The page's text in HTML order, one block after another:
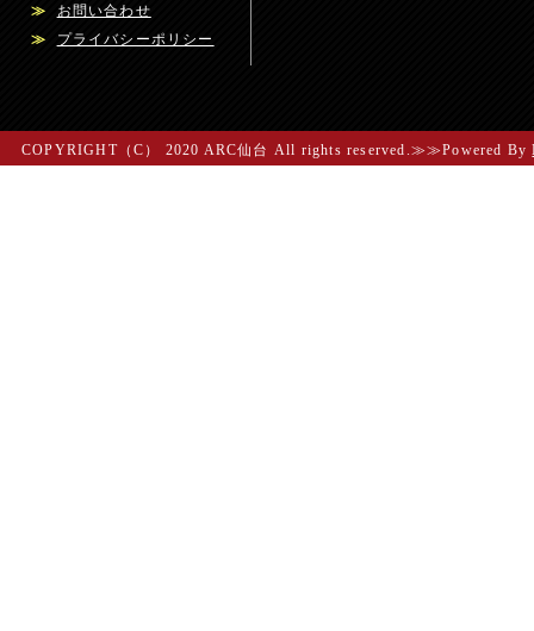
≫
お問い合わせ
≫
プライバシーポリシー
COPYRIGHT（C） 2020 ARC仙台 All rights reserved.≫≫Powered By